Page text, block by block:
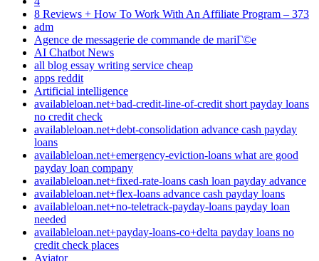
8 Reviews + How To Work With An Affiliate Program – 373
adm
Agence de messagerie de commande de mariГ©e
AI Chatbot News
all blog essay writing service cheap
apps reddit
Artificial intelligence
availableloan.net+bad-credit-line-of-credit short payday loans
no credit check
availableloan.net+debt-consolidation advance cash payday
loans
availableloan.net+emergency-eviction-loans what are good
payday loan company
availableloan.net+fixed-rate-loans cash loan payday advance
availableloan.net+flex-loans advance cash payday loans
availableloan.net+no-teletrack-payday-loans payday loan
needed
availableloan.net+payday-loans-co+delta payday loans no
credit check places
Aviator